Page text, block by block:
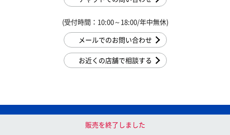
(受付時間：10:00～18:00/年中無休)
メールでのお問い合わせ
お近くの店舗で相談する
販売を終了しました
サポート・総合案内
よくあるご質問